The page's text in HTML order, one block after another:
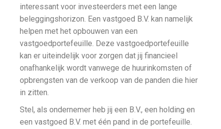
interessant voor investeerders met een lange
beleggingshorizon. Een vastgoed B.V. kan namelijk
helpen met het opbouwen van een
vastgoedportefeuille. Deze vastgoedportefeuille
kan er uiteindelijk voor zorgen dat jij financieel
onafhankelijk wordt vanwege de huurinkomsten of
opbrengsten van de verkoop van de panden die hier
in zitten.
Stel, als ondernemer heb jij een B.V., een holding en
een vastgoed B.V. met één pand in de portefeuille.